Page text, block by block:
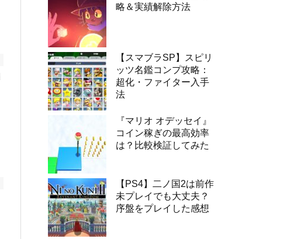
略＆実績解除方法
【スマブラSP】スピリ
ッツ名鑑コンプ攻略：
超化・ファイター入手
法
『マリオ オデッセイ』
コイン稼ぎの最高効率
は？比較検証してみた
【PS4】二ノ国2は前作
未プレイでも大丈夫？
序盤をプレイした感想